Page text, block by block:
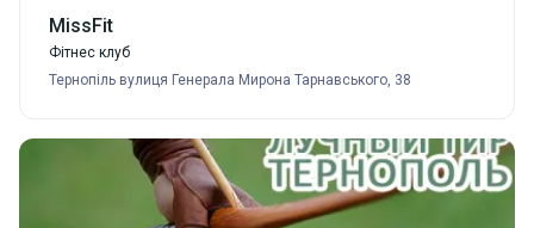
MissFit
Фітнес клуб
Тернопіль вулиця Генерала Мирона Тарнавського, 38